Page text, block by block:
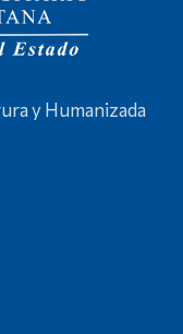
y Humanizada